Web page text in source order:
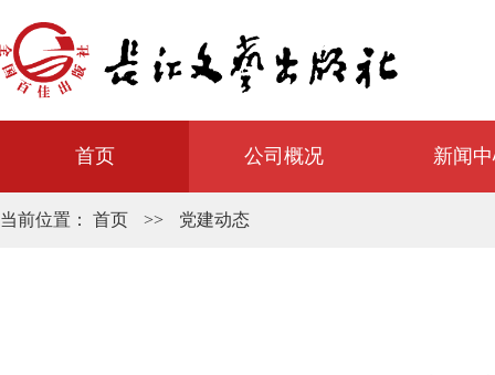
首页 公司概况 新闻
当前位置： 首页 >> 党建动态